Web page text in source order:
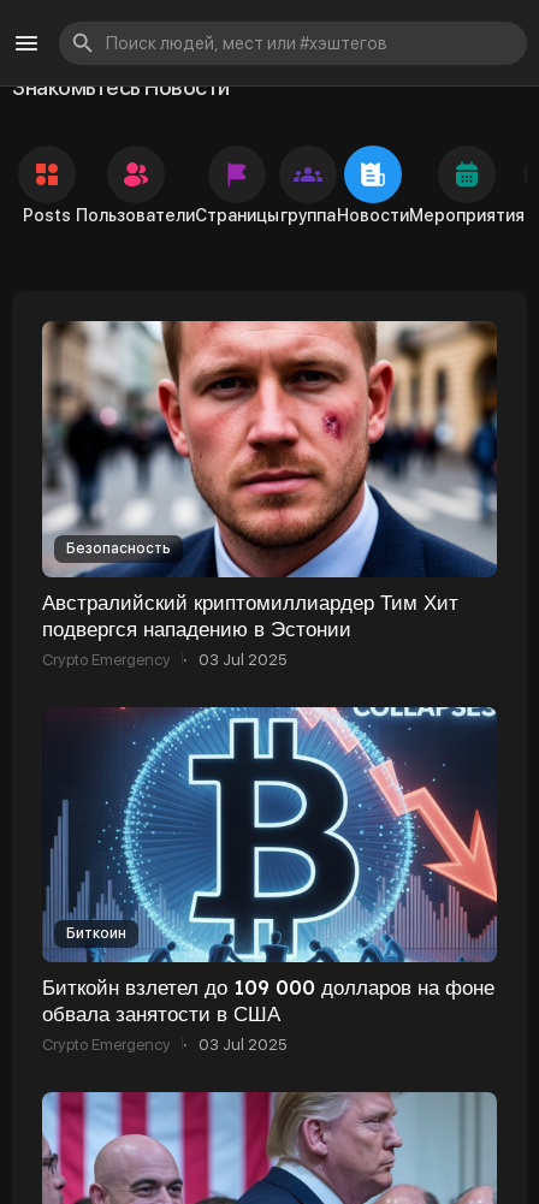
Знакомьтесь Новости
Posts ПользователиСтраницыгруппаНовостиМероприятия
Безопасность
Австралийский криптомиллиардер Тим Хит
подвергся нападению в Эстонии
Crypto Emergency · 03 Jul 2025
Биткоин
Биткойн взлетел до 109 000 долларов на фоне
обвала занятости в США
Crypto Emergency · 03 Jul 2025